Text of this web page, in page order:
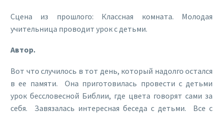
Сцена из прошлого: Классная комната. Молодая
учительница проводит урок с детьми.
Автор.
Вот что случилось в тот день, который надолго остался
в ее памяти. Она приготовилась провести с детьми
урок бессловесной Библии, где цвета говорят сами за
себя. Завязалась интересная беседа с детьми. Все с